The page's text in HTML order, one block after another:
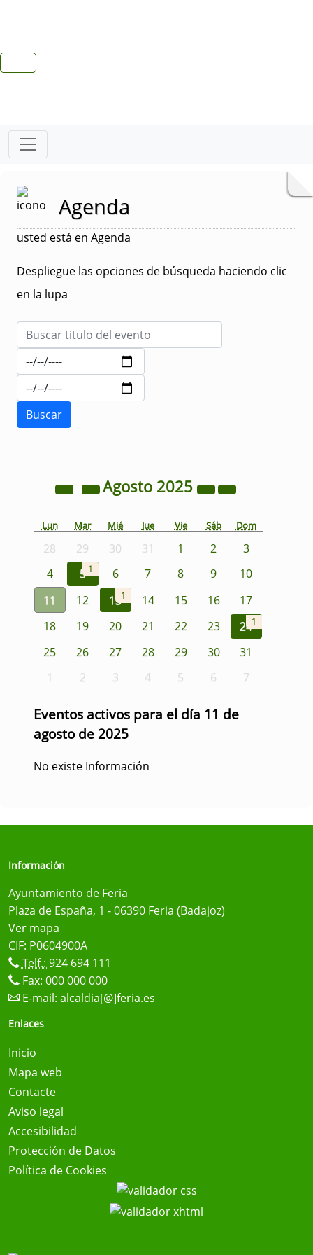
Agenda
usted está en Agenda
Despliegue las opciones de búsqueda haciendo clic
en la lupa
Agosto 2025
Lun Mar Mié Jue Vie Sáb Dom
28 29 30 31 1 2
3
4
5 1 6 7 8 9
10
11
12 131 14 15 16
17
18
19 20 21 22 23 241
25 26 27 28 29 30
31
1
2 3 4 5 6 7
Eventos activos para el día 11 de
agosto de 2025
No existe Información
Información
Ayuntamiento de Feria
Plaza de España, 1 - 06390 Feria (Badajoz)
Ver mapa
CIF: P0604900A
Telf.: 924 694 111
Fax: 000 000 000
E-mail: alcaldia[@]feria.es
Enlaces
Inicio
Mapa web
Contacte
Aviso legal
Accesibilidad
Protección de Datos
Política de Cookies